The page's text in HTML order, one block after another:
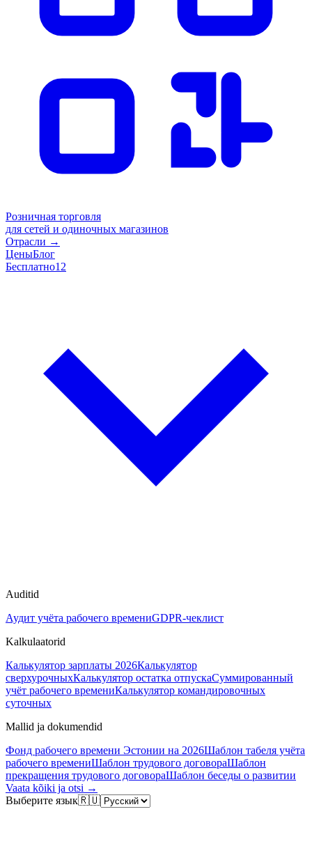
Розничная торговля
для сетей и одиночных магазинов
Отрасли →
ЦеныБлог
Бесплатно12
Auditid
Аудит учёта рабочего времениGDPR-чеклист
Kalkulaatorid
Калькулятор зарплаты 2026Калькулятор
сверхурочныхКалькулятор остатка отпускаСуммированный
учёт рабочего времениКалькулятор командировочных
суточных
Mallid ja dokumendid
Фонд рабочего времени Эстонии на 2026Шаблон табеля учёта
рабочего времениШаблон трудового договораШаблон
прекращения трудового договораШаблон беседы о развитии
Vaata kõiki ja otsi →
Выберите язык🇷🇺